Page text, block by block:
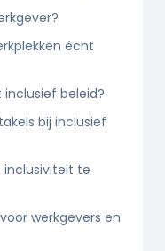
écht
inclusief beleid?
bij inclusief
inclusiviteit te
werkgevers en